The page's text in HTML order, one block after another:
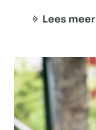
Lees meer